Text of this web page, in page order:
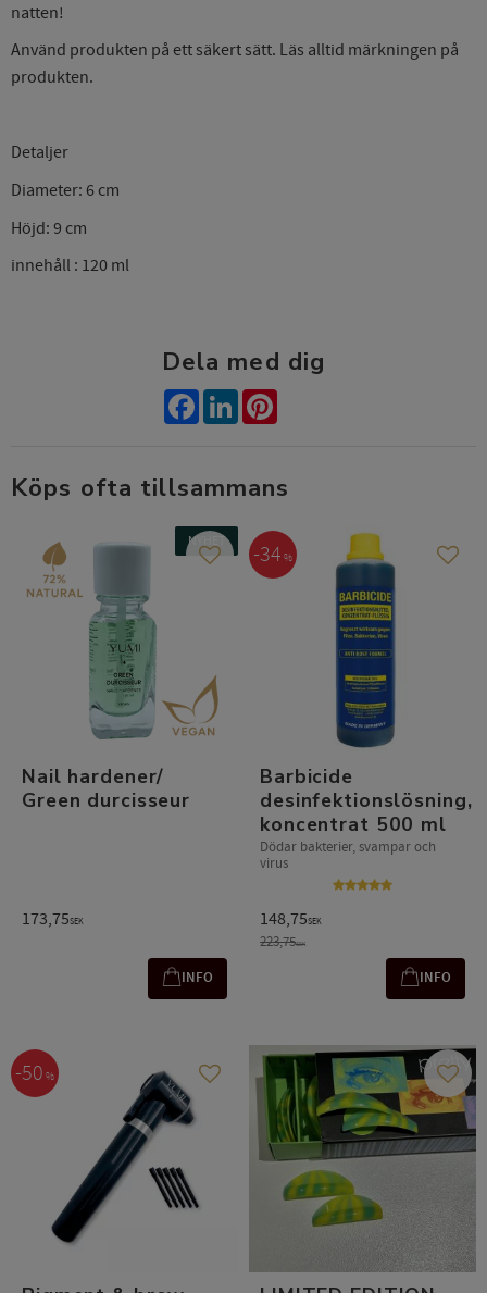
natten!
Använd produkten på ett säkert sätt. Läs alltid märkningen på
produkten.
Detaljer
Diameter: 6 cm
Höjd: 9 cm
innehåll : 120 ml
Dela med dig
Facebook
LinkedInPinterest
Köps ofta tillsammans
Nail hardener/
Green durcisseur
173,75SEK
NYHET
Lägg till i favoriter
INFO
Barbicide
desinfektionslösning,
koncentrat 500 ml
Dödar bakterier, svampar och
virus
148,75SEK
223,75SEK
34 %
INFO
50 % Lägg till i favoriter